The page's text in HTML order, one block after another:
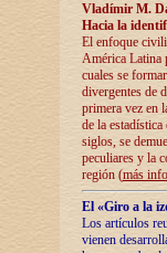
Vladímir M.
Hacia la
El enfoque
América Latina
cuales se
divergentes de
primera vez en
de la
siglos, se
peculiares y la
región (más
El «Giro a la
Los artículos
vienen